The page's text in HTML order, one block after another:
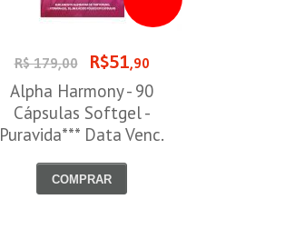
R$ 179,00 R$51,90
Alpha Harmony - 90
Cápsulas Softgel -
Puravida*** Data Venc.
COMPRAR